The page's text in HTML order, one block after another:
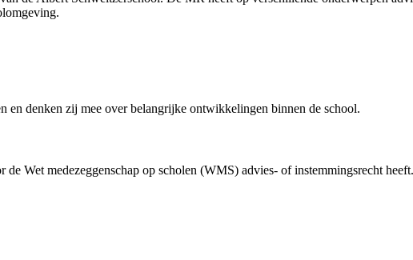
en denken zij mee over belangrijke ontwikkelingen binnen de school.
Wet medezeggenschap op scholen (WMS) advies- of instemmingsrecht